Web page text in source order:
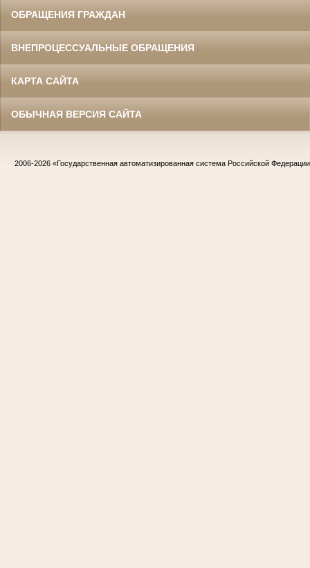
ОБРАЩЕНИЯ ГРАЖДАН
ВНЕПРОЦЕССУАЛЬНЫЕ ОБРАЩЕНИЯ
КАРТА САЙТА
ОБЫЧНАЯ ВЕРСИЯ САЙТА
2006-2026 «Государственная автоматизированная система Российской